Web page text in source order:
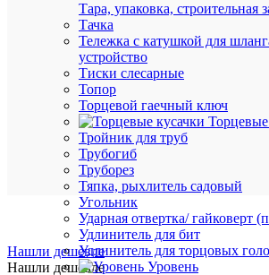
Тара, упаковка, строительная
Тачка
Тележка с катушкой для
устройство
Тиски слесарные
Топор
Торцевой гаечный ключ
Торцевые
Тройник для труб
Трубогиб
Труборез
Тяпка, рыхлитель садовый
Угольник
Ударная отвертка/ гайковерт
Удлинитель для бит
Удлинитель для торцовых
Уровень
Нашли дешевле
Нашли дешевле